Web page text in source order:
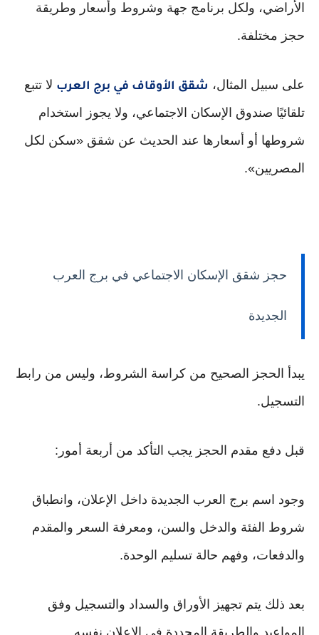
الأراضي، ولكل برنامج جهة وشروط وأسعار وطريقة
حجز مختلفة.
على سبيل المثال، شقق الأوقاف في برج العرب لا تتبع
تلقائيًا صندوق الإسكان الاجتماعي، ولا يجوز استخدام
شروطها أو أسعارها عند الحديث عن شقق «سكن لكل
المصريين».
حجز شقق الإسكان الاجتماعي في برج العرب
الجديدة
يبدأ الحجز الصحيح من كراسة الشروط، وليس من رابط
التسجيل.
قبل دفع مقدم الحجز يجب التأكد من أربعة أمور:
وجود اسم برج العرب الجديدة داخل الإعلان، وانطباق
شروط الفئة والدخل والسن، ومعرفة السعر والمقدم
والدفعات، وفهم حالة تسليم الوحدة.
بعد ذلك يتم تجهيز الأوراق والسداد والتسجيل وفق